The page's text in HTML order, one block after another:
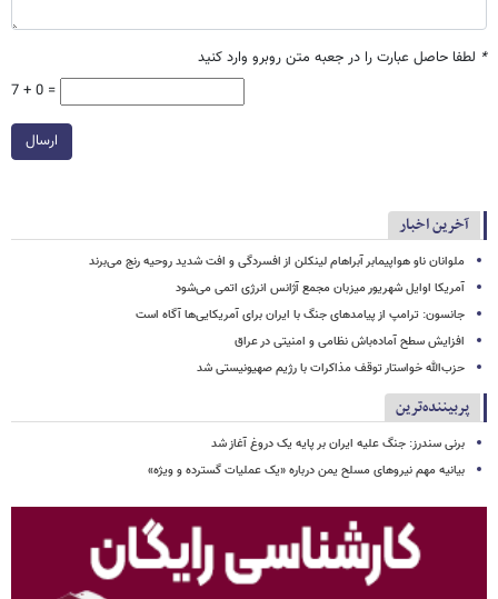
* لطفا حاصل عبارت را در جعبه متن روبرو وارد کنید
7 + 0 =
ارسال
آخرین اخبار
ملوانان ناو هواپیمابر آبراهام لینکلن از افسردگی و افت شدید روحیه رنج می‌برند
آمریکا اوایل شهریور میزبان مجمع آژانس انرژی اتمی می‌شود
جانسون: ترامپ از پیامدهای جنگ با ایران برای آمریکایی‌ها آگاه است
افزایش سطح آماده‌باش نظامی و امنیتی در عراق
حزب‌الله خواستار توقف مذاکرات با رژیم صهیونیستی شد
پربیننده‌ترین
برنی سندرز: جنگ علیه ایران بر پایه یک دروغ آغاز شد
بیانیه مهم نیروهای مسلح یمن درباره «یک عملیات گسترده و ویژه»